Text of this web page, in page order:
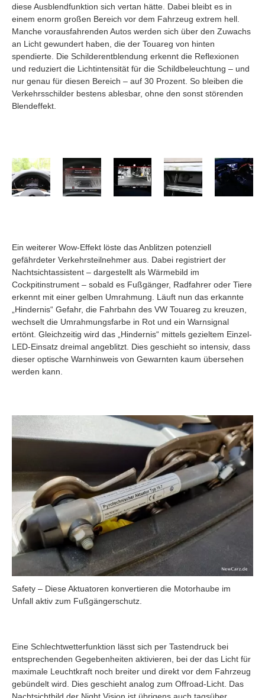
diese Ausblendfunktion sich vertan hätte. Dabei bleibt es in
einem enorm großen Bereich vor dem Fahrzeug extrem hell.
Manche vorausfahrenden Autos werden sich über den Zuwachs
an Licht gewundert haben, die der Touareg von hinten
spendierte. Die Schilderentblendung erkennt die Reflexionen
und reduziert die Lichtintensität für die Schildbeleuchtung – und
nur genau für diesen Bereich – auf 30 Prozent. So bleiben die
Verkehrsschilder bestens ablesbar, ohne den sonst störenden
Blendeffekt.
Ein weiterer Wow-Effekt löste das Anblitzen potenziell
gefährdeter Verkehrsteilnehmer aus. Dabei registriert der
Nachtsichtassistent – dargestellt als Wärmebild im
Cockpitinstrument – sobald es Fußgänger, Radfahrer oder Tiere
erkennt mit einer gelben Umrahmung. Läuft nun das erkannte
„Hindernis“ Gefahr, die Fahrbahn des VW Touareg zu kreuzen,
wechselt die Umrahmungsfarbe in Rot und ein Warnsignal
ertönt. Gleichzeitig wird das „Hindernis“ mittels gezieltem Einzel-
LED-Einsatz dreimal angeblitzt. Dies geschieht so intensiv, dass
dieser optische Warnhinweis von Gewarnten kaum übersehen
werden kann.
Safety – Diese Aktuatoren konvertieren die Motorhaube im
Unfall aktiv zum Fußgängerschutz.
Eine Schlechtwetterfunktion lässt sich per Tastendruck bei
entsprechenden Gegebenheiten aktivieren, bei der das Licht für
maximale Leuchtkraft noch breiter und direkt vor dem Fahrzeug
gebündelt wird. Dies geschieht analog zum Offroad-Licht. Das